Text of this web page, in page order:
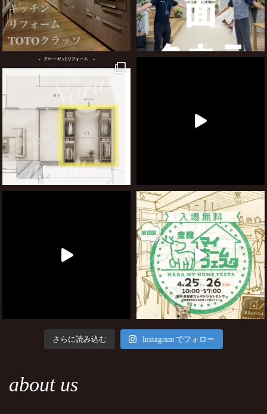
さらに読み込む Instagram でフォロー
about us